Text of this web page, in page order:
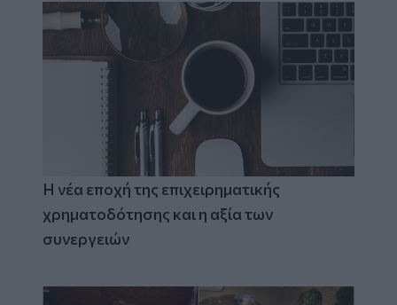
Η νέα εποχή της επιχειρηματικής
χρηματοδότησης και η αξία των
συνεργειών